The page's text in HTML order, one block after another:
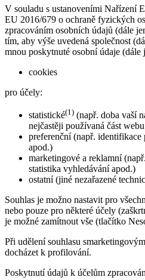
V souladu s ustanoveními Nařízení
EU 2016/679 o ochraně fyzických
zpracováním osobních údajů (dále
tím, aby výše uvedená společnost
mnou poskytnuté osobní údaje (dále
cookies
pro účely:
statistické(1) (např. doba vaší
nejčastěji používaná část
preferenční (např.
apod.)
marketingové a reklamní
statistika vyhledávání apod.)
ostatní (jiné nezařazené
Souhlas je možno nastavit pro
nebo pouze pro některé účely
je možné zamítnout vše (tlačítko
Při udělení souhlasu
docházet k profilování.
Poskytnutí údajů k účelům